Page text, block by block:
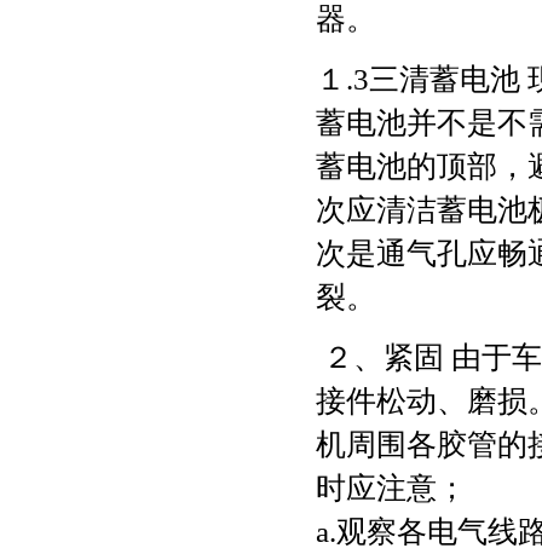
器。
１.3三清蓄电池
蓄电池并不是不
蓄电池的顶部，
次应清洁蓄电池
次是通气孔应畅
裂。
２、紧固 由于
接件松动、磨损
机周围各胶管的
时应注意；
a.观察各电气线